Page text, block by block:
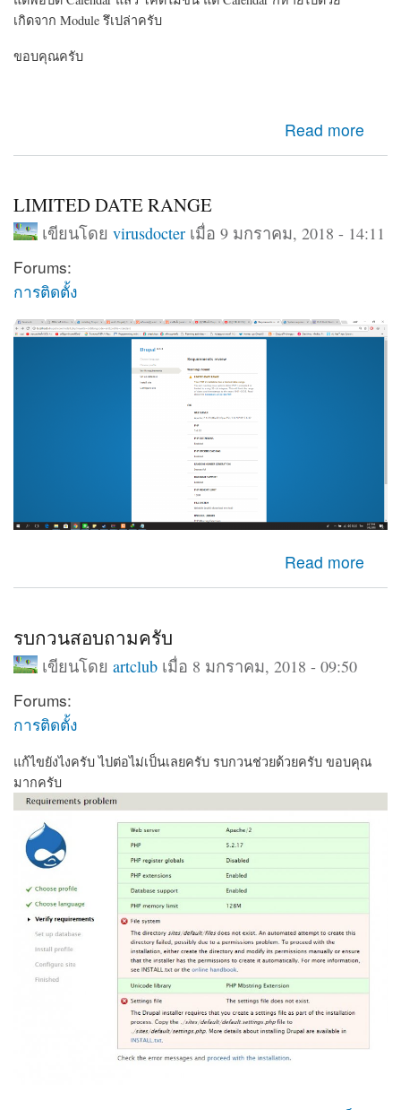
เกิดจาก Module รึเปล่าครับ
ขอบคุณครับ
Read more
LIMITED DATE RANGE
เขียนโดย virusdocterเมื่อ 9 มกราคม, 2018 - 14:11
Forums:
การติดตั้ง
Read more
รบกวนสอบถามครับ
เขียนโดย artclubเมื่อ 8 มกราคม, 2018 - 09:50
Forums:
การติดตั้ง
แก้ไขยังไงครับ ไปต่อไม่เป็นเลยครับ รบกวนช่วยด้วยครับ ขอบคุณ
มากครับ